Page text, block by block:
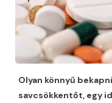
Olyan könnyű
savcsökkentőt, egy